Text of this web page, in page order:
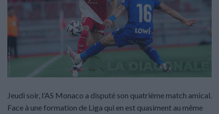
Jeudi soir, l’AS Monaco a disputé son quatrième match amical.
Face à une formation de Liga qui en est quasiment au même